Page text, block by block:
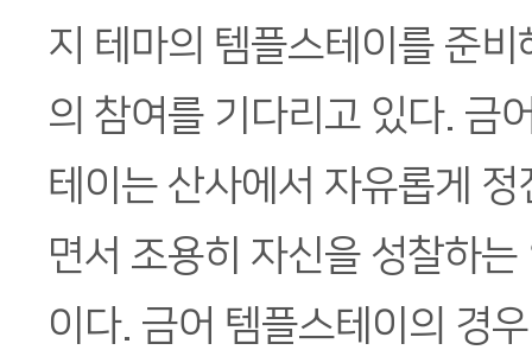
지 테마의 템플스테이를 준
의 참여를 기다리고 있다. 금
테이는 산사에서 자유롭게
면서 조용히 자신을 성찰하는
이다. 금어 템플스테이의 경